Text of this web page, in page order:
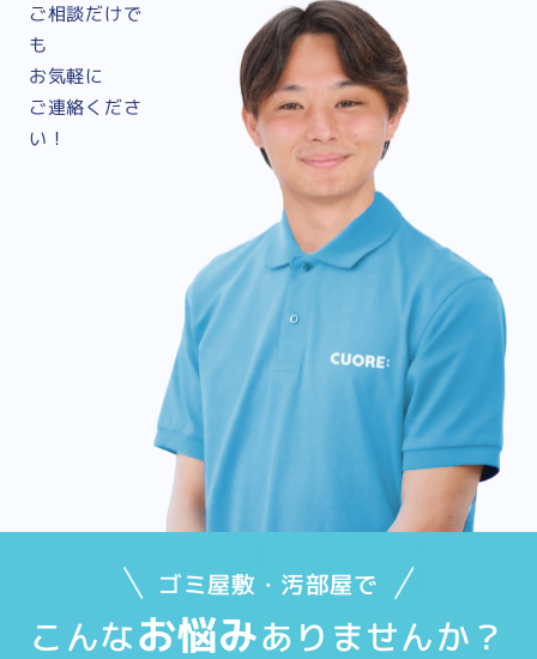
ご相談だけで
も
お気軽に
ご連絡くださ
い！
ゴミ屋敷・汚部屋で
こんなお悩みありませんか？